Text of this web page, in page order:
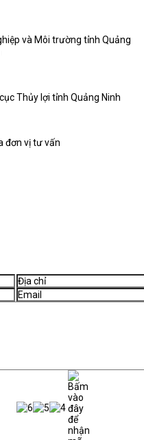
và Môi trường tỉnh Quảng
Thủy lợi tỉnh Quảng Ninh
đơn vị tư vấn